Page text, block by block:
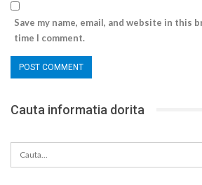
Save my name, email, and website in this
time I comment.
Cauta informatia dorita